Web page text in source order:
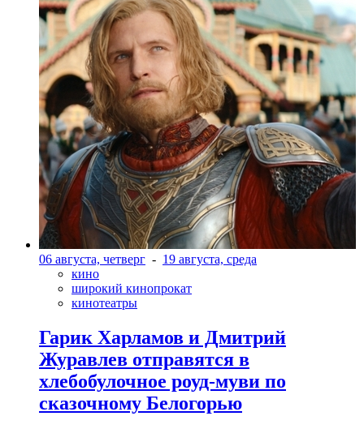
06 августа, четверг - 19 августа, среда
кино
широкий кинопрокат
кинотеатры
Гарик Харламов и Дмитрий
Журавлев отправятся в
хлебобулочное роуд-муви по
сказочному Белогорью